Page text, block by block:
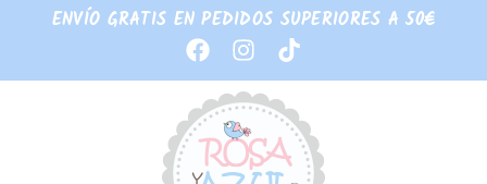
ENVÍO GRATIS EN PEDIDOS SUPERIORES A 50€